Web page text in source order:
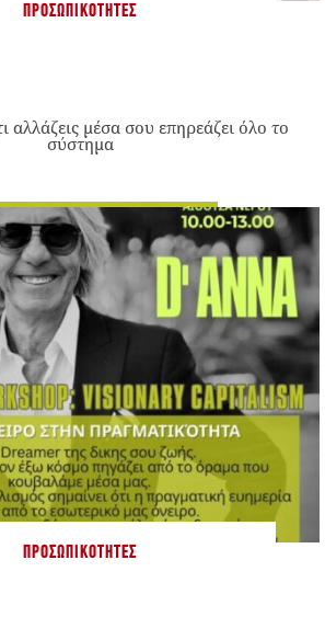
ΠΡΟΣΩΠΙΚΌΤΗΤΕΣ
αλλάζεις μέσα σου επηρεάζει όλο το
σύστημα
ΠΡΟΣΩΠΙΚΌΤΗΤΕΣ